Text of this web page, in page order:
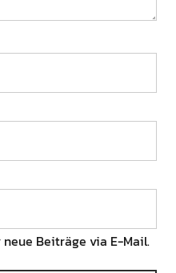
Beiträge via E-Mail.